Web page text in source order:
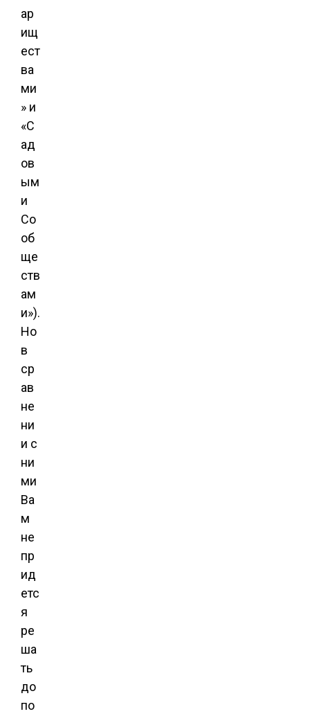
ар
ищ
ест
ва
ми
» и
«С
ад
ов
ым
и
Со
об
ще
ств
ам
и»).
Но
в
ср
ав
не
ни
и с
ни
ми
Ва
м
не
пр
ид
етс
я
ре
ша
ть
до
по